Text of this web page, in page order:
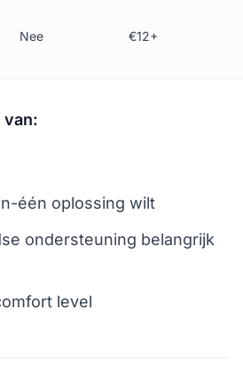
Nee €12+
van:
één oplossing wilt
ondersteuning belangrijk
level